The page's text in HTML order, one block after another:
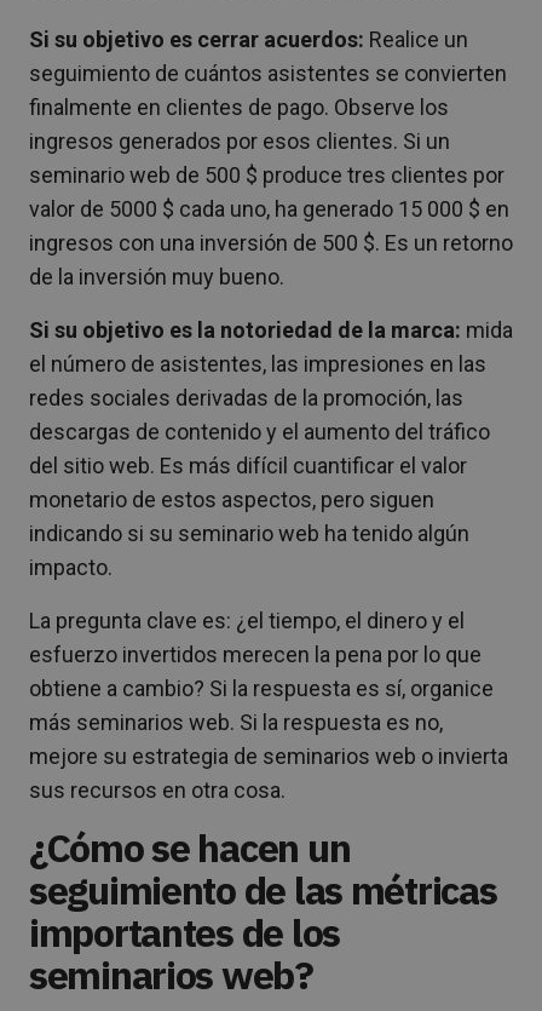
Si su objetivo es cerrar acuerdos: Realice un
seguimiento de cuántos asistentes se convierten
finalmente en clientes de pago. Observe los
ingresos generados por esos clientes. Si un
seminario web de 500 $ produce tres clientes por
valor de 5000 $ cada uno, ha generado 15 000 $ en
ingresos con una inversión de 500 $. Es un retorno
de la inversión muy bueno.
Si su objetivo es la notoriedad de la marca: mida
el número de asistentes, las impresiones en las
redes sociales derivadas de la promoción, las
descargas de contenido y el aumento del tráfico
del sitio web. Es más difícil cuantificar el valor
monetario de estos aspectos, pero siguen
indicando si su seminario web ha tenido algún
impacto.
La pregunta clave es: ¿el tiempo, el dinero y el
esfuerzo invertidos merecen la pena por lo que
obtiene a cambio? Si la respuesta es sí, organice
más seminarios web. Si la respuesta es no,
mejore su estrategia de seminarios web o invierta
sus recursos en otra cosa.
¿Cómo se hacen un
seguimiento de las métricas
importantes de los
seminarios web?